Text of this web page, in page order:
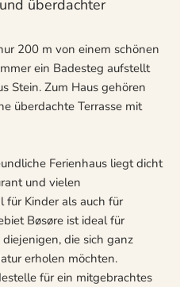
überdachter
200 m von einem schönen
ein Badesteg aufstellt
Stein. Zum Haus gehören
überdachte Terrasse mit
Ferienhaus liegt dicht
und vielen
Kinder als auch für
Bøsøre ist ideal für
die sich ganz
erholen möchten.
für ein mitgebrachtes